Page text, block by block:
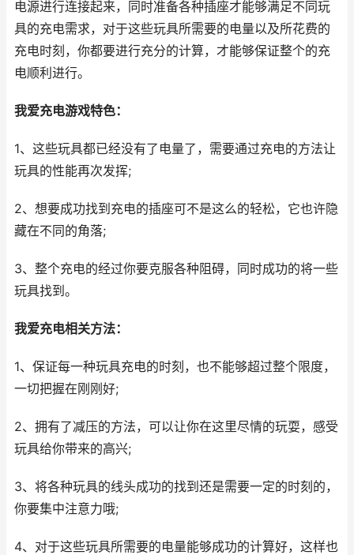
电源进行连接起来，同时准备各种插座才能够满足不同玩
具的充电需求，对于这些玩具所需要的电量以及所花费的
充电时刻，你都要进行充分的计算，才能够保证整个的充
电顺利进行。
我爱充电游戏特色：
1、这些玩具都已经没有了电量了，需要通过充电的方法让
玩具的性能再次发挥;
2、想要成功找到充电的插座可不是这么的轻松，它也许隐
藏在不同的角落;
3、整个充电的经过你要克服各种阻碍，同时成功的将一些
玩具找到。
我爱充电相关方法：
1、保证每一种玩具充电的时刻，也不能够超过整个限度，
一切把握在刚刚好;
2、拥有了减压的方法，可以让你在这里尽情的玩耍，感受
玩具给你带来的高兴;
3、将各种玩具的线头成功的找到还是需要一定的时刻的，
你要集中注意力哦;
4、对于这些玩具所需要的电量能够成功的计算好，这样也